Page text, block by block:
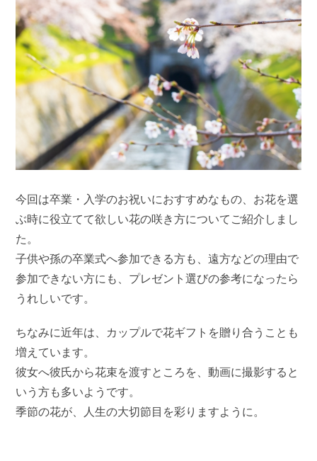
今回は卒業・入学のお祝いにおすすめなもの、お花を選
ぶ時に役立てて欲しい花の咲き方についてご紹介しまし
た。
子供や孫の卒業式へ参加できる方も、遠方などの理由で
参加できない方にも、プレゼント選びの参考になったら
うれしいです。
ちなみに近年は、カップルで花ギフトを贈り合うことも
増えています。
彼女へ彼氏から花束を渡すところを、動画に撮影すると
いう方も多いようです。
季節の花が、人生の大切節目を彩りますように。